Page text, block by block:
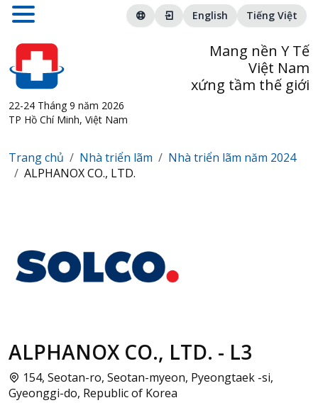
English Tiếng Việt
22-24 Tháng 9 năm 2026
TP Hồ Chí Minh, Việt Nam
Mang nền Y Tế
Việt Nam
xứng tầm thế giới
Trang chủ Nhà triển lãm
Nhà triển lãm năm 2024
ALPHANOX CO., LTD.
ALPHANOX CO., LTD. - L3
154, Seotan-ro, Seotan-myeon, Pyeongtaek -si,
Gyeonggi-do, Republic of Korea